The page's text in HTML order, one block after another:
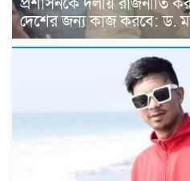
প্রশাসনকে দলীয় রাজনীতি
দেশের জন্য কাজ করবে: ড.